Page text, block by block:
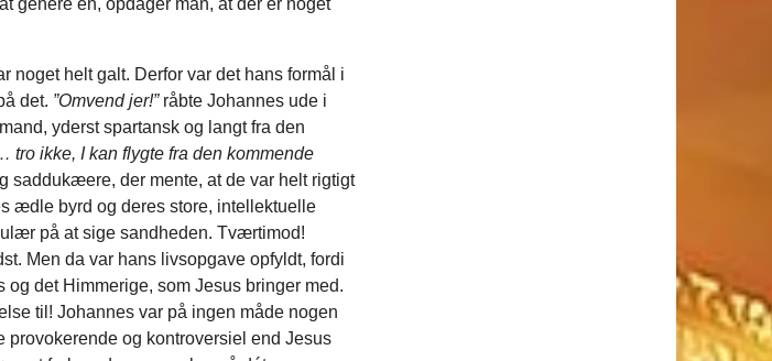
genere én, opdager man, at der er noget
helt galt. Derfor var det hans formål i
det. ”Omvend jer!”råbte Johannes ude i
yderst spartansk og langt fra den
tro ikke, I kan flygte fra den kommende
der mente, at de var helt rigtigt
ædle byrd og deres store, intellektuelle
på at sige sandheden. Tværtimod!
Men da var hans livsopgave opfyldt, fordi
det Himmerige, som Jesus bringer med.
til! Johannes var på ingen måde nogen
og kontroversiel end Jesus